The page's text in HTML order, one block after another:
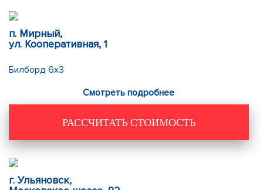
п. Мирный,
ул. Кооперативная, 1
Билборд 6х3
Смотреть подробнее
РАССЧИТАТЬ СТОИМОСТЬ
г. Ульяновск,